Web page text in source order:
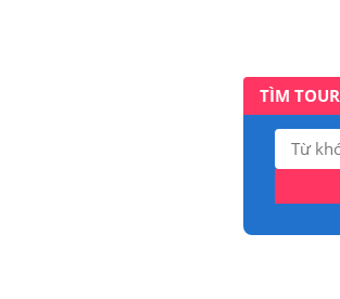
TÌM TOUR
Tìm
kiếm: